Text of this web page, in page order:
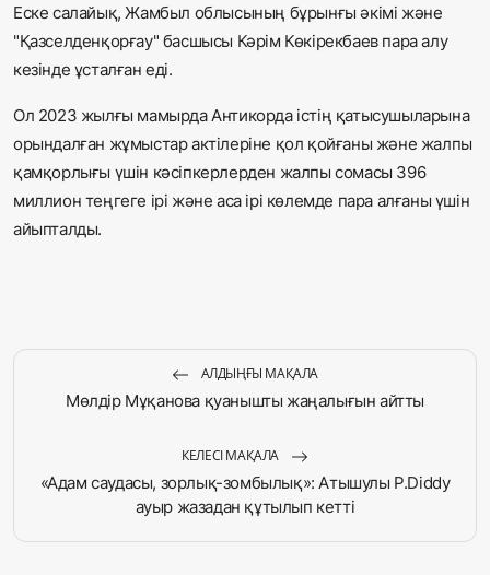
Еске салайық, Жамбыл облысының бұрынғы әкімі және
"Қазселденқорғау" басшысы Кәрім Көкірекбаев пара алу
кезінде ұсталған еді.
Ол 2023 жылғы мамырда Антикорда істің қатысушыларына
орындалған жұмыстар актілеріне қол қойғаны және жалпы
қамқорлығы үшін кәсіпкерлерден жалпы сомасы 396
миллион теңгеге ірі және аса ірі көлемде пара алғаны үшін
айыпталды.
АЛДЫҢҒЫ МАҚАЛА
Мөлдір Мұқанова қуанышты жаңалығын айтты
КЕЛЕСІ МАҚАЛА
«Адам саудасы, зорлық-зомбылық»: Атышулы P.Diddy
ауыр жазадан құтылып кетті